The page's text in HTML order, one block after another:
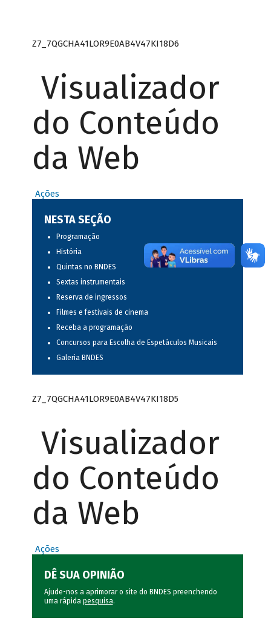
Z7_7QGCHA41LOR9E0AB4V47KI18D6
Visualizador
do Conteúdo
da Web
Ações
NESTA SEÇÃO
Programação
História
Quintas no BNDES
Sextas instrumentais
Reserva de ingressos
Filmes e festivais de cinema
Receba a programação
Concursos para Escolha de Espetáculos Musicais
Galeria BNDES
Z7_7QGCHA41LOR9E0AB4V47KI18D5
Visualizador
do Conteúdo
da Web
Ações
DÊ SUA OPINIÃO
Ajude-nos a aprimorar o site do BNDES preenchendo
uma rápida pesquisa.